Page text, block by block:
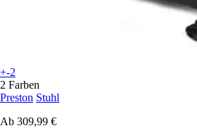
+-2
2 Farben
Preston Stuhl
Ab 309,99 €